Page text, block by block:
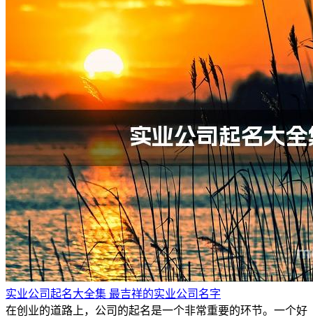
实业公司起名大全集 最吉祥的实业公司名字
在创业的道路上，公司的起名是一个非常重要的环节。一个好